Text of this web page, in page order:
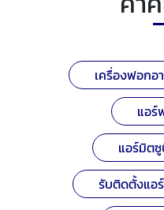
เครื่องฟอกอ
แอร์
แอร์มิต
รับติดตั้งแอ